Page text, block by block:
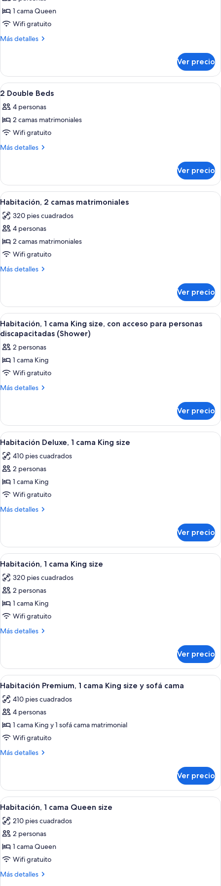
fotos
de
1
1 cama Queen
Wifi gratuito
Más detalles
Más
Queen
Bed
Ver precio
Abrir
todas
las
fotos
de
2
Habitación de hotel con dos camas,
5
2 Double Beds
4 personas
2 camas matrimoniales
Wifi gratuito
Más detalles
Más
Double
Beds
Ver precio
Abrir
todas
las
fotos
de
Habitación,
2
Habitación de hotel con dos camas,
3
Habitación, 2 camas matrimoniales
320 pies cuadrados
4 personas
2 camas matrimoniales
Wifi gratuito
Más detalles
Más
2
camas
matrimoniales
Ver precio
Abrir
todas
las
fotos
de
Habitación,
1
size,
con
acceso
para
personas
discapacitadas
(Shower)
Habitación de hotel con una cama
4
Habitación, 1 cama King size, con acceso para personas
discapacitadas (Shower)
2 personas
1 cama King
Wifi gratuito
Más detalles
Más
1
cama
King
con
acceso
personas
discapacitadas
Ver precio
Abrir
todas
las
fotos
de
Habitación
Deluxe,
King
size
Habitación de hotel con una cama
3
Habitación Deluxe, 1 cama King size
410 pies cuadrados
2 personas
1 cama King
Wifi gratuito
Más detalles
Más
Deluxe,
cama
size
Ver precio
Abrir
todas
las
fotos
de
Habitación,
1
size
Habitación de hotel con una cama
3
Habitación, 1 cama King size
320 pies cuadrados
2 personas
1 cama King
Wifi gratuito
Más detalles
Más
1
cama
King
Ver precio
Abrir
todas
las
fotos
de
Habitación
Premium,
King
size
y
sofá
cama
Una habitación de hotel moderna
4
Habitación Premium, 1 cama King size y sofá cama
410 pies cuadrados
4 personas
1 cama King y 1 sofá cama matrimonial
Wifi gratuito
Más detalles
Más
Premium,
cama
size
cama
Ver precio
Abrir
todas
las
fotos
de
Habitación,
1
Habitación de hotel con una cama
3
Habitación, 1 cama Queen size
210 pies cuadrados
2 personas
1 cama Queen
Wifi gratuito
Más detalles
Más